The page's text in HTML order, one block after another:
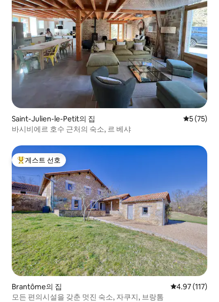
Saint-Julien-le-Petit의 집 평점 5점
5 (75)
바시비에르 호수 근처의 숙소, 르 베샤
상위 게스트 선호
게스트 선호
Brantôme의 집 평점 4.97점(5
4.97 (117)
모든 편의시설을 갖춘 멋진 숙소, 자쿠지, 브랑톰